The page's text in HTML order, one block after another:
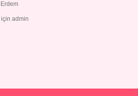
Erdem
için admin